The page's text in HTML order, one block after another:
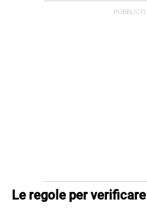
Le regole per